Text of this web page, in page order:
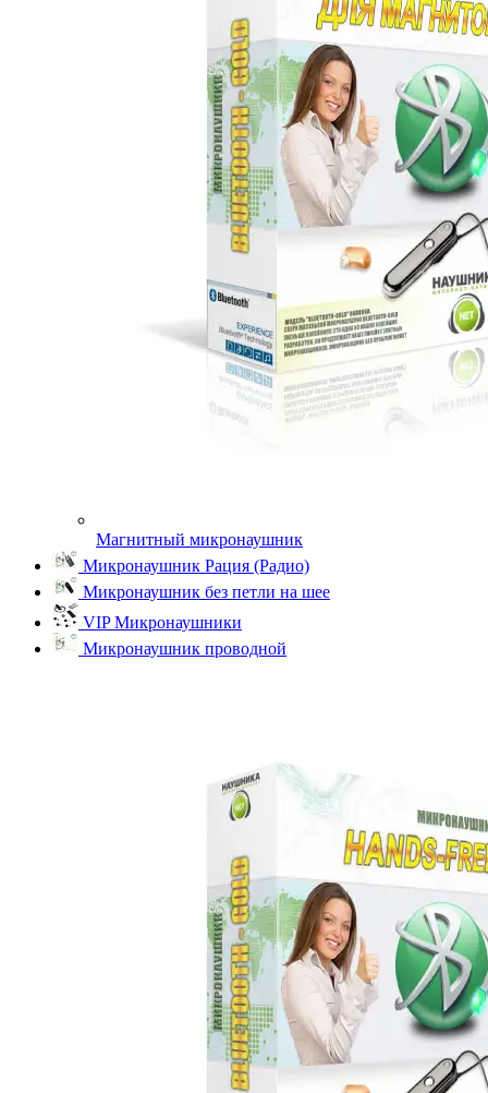
Магнитный микронаушник
Микронаушник Рация (Радио)
Микронаушник без петли на шее
VIP Микронаушники
Микронаушник проводной